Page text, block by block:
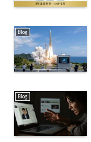
Blog
Blog